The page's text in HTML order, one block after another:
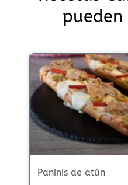
Paninis de atún